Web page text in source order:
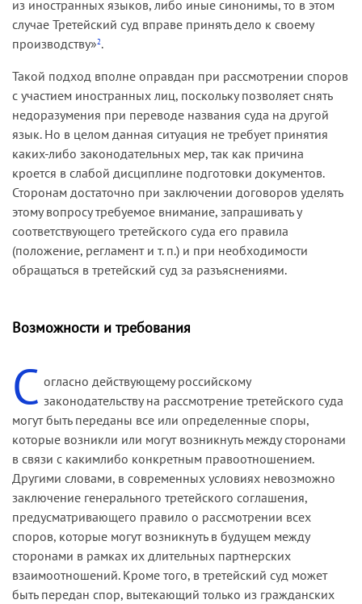
из иностранных языков, либо иные синонимы, то в этом
случае Третейский суд вправе принять дело к своему
производству»2.
Такой подход вполне оправдан при рассмотрении споров
с участием иностранных лиц, поскольку позволяет снять
недоразумения при переводе названия суда на другой
язык. Но в целом данная ситуация не требует принятия
каких-либо законодательных мер, так как причина
кроется в слабой дисциплине подготовки документов.
Сторонам достаточно при заключении договоров уделять
этому вопросу требуемое внимание, запрашивать у
соответствующего третейского суда его правила
(положение, регламент и т. п.) и при необходимости
обращаться в третейский суд за разъяснениями.
Возможности и требования
С огласно действующему российскому
законодательству на рассмотрение третейского суда
могут быть переданы все или определенные споры,
которые возникли или могут возникнуть между сторонами
в связи с какимлибо конкретным правоотношением.
Другими словами, в современных условиях невозможно
заключение генерального третейского соглашения,
предусматривающего правило о рассмотрении всех
споров, которые могут возникнуть в будущем между
сторонами в рамках их длительных партнерских
взаимоотношений. Кроме того, в третейский суд может
быть передан спор, вытекающий только из гражданских